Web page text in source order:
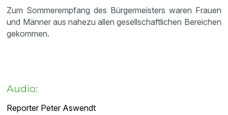
Zum Sommerempfang des Bürgermeisters waren Frauen
und Männer aus nahezu allen gesellschaftlichen Bereichen
gekommen.
Audio:
Reporter Peter Aswendt